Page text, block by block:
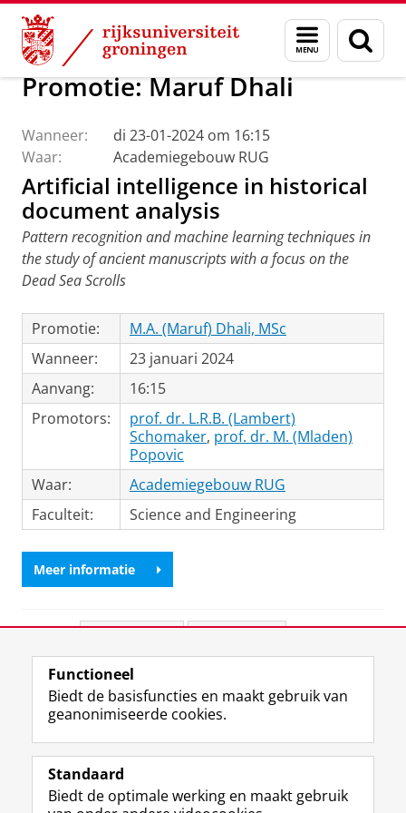
Skip
Content
Skip
Navigation
Menu
en
zoeken
Faculteit Religie, Cultuur en Maatschappij Agenda
Promotie: Maruf Dhali
Wanneer:
di 23-01-2024 om 16:15
Waar:
Academiegebouw RUG
Artificial intelligence in historical
document analysis
Pattern recognition and machine learning techniques in
the study of ancient manuscripts with a focus on the
Dead Sea Scrolls
Promotie:
M.A. (Maruf) Dhali, MSc
Wanneer:
23 januari 2024
Aanvang:
16:15
Promotors:
prof. dr. L.R.B. (Lambert)
Schomaker, prof. dr. M. (Mladen)
Popovic
Waar:
Academiegebouw RUG
Faculteit:
Science and Engineering
Meer informatie
View this page in:English
Volg de RUG
F
a
e
L
i
k
R
S
-
I
n
t
Y
o
T
Studiekiezers
Functioneel
Biedt de basisfuncties en maakt gebruik van
geanonimiseerde cookies.
Standaard
Biedt de optimale werking en maakt gebruik